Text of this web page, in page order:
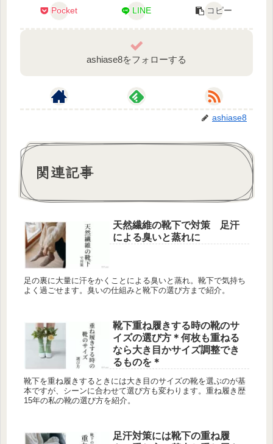
Pocket LINE コピー
ashiase8をフォローする
ashiase8
関連記事
天然繊維の靴下で対策 足汗
による臭いと蒸れに
足の裏に大量に汗をかくことによる臭いと蒸れ。靴下で気持ち
よく過ごせます。臭いの仕組みと靴下の選び方まで紹介。
靴下重ね履きする時の靴のサ
イズの選び方＊何枚も重ねる
なら大き目かサイズ調整でき
るものを＊
靴下を重ね履きするときには大き目のサイズの靴を選ぶのが基
本ですが、シーンに合わせて選び方も変わります。重ね履き歴
15年の私の靴の選び方を紹介。
足汗対策には靴下の重ね履